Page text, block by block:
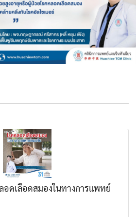
อดเลือดสมองในทางการแพทย์